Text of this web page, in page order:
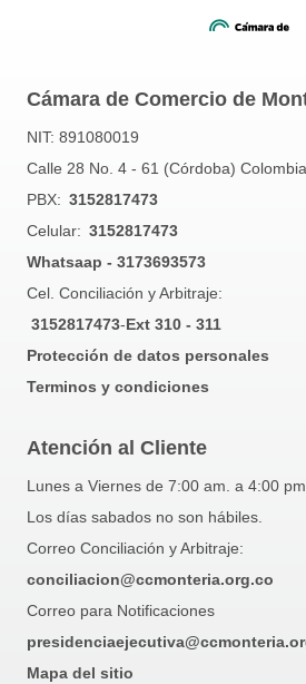
Cámara de Comercio de
NIT: 891080019
Calle 28 No. 4 - 61 (Córdoba) Colombia
PBX: 3152817473
Celular: 3152817473
Whatsaap - 3173693573
Cel. Conciliación y Arbitraje:
3152817473-Ext 310 - 311
Protección de datos personales
Terminos y condiciones
Atención al Cliente
Lunes a Viernes de 7:00 am. a 4:00
Los días sabados no son hábiles.
Correo Conciliación y Arbitraje:
conciliacion@ccmonteria.org.co
Correo para Notificaciones
Mapa del sitio